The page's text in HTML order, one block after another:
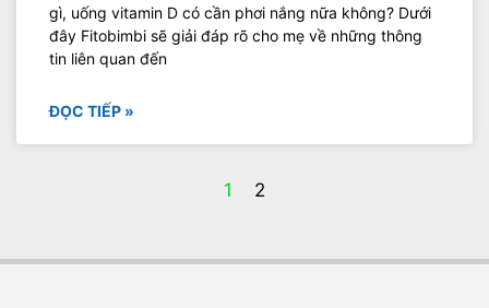
gì, uống vitamin D có cần phơi nắng nữa không? Dưới
đây Fitobimbi sẽ giải đáp rõ cho mẹ về những thông
tin liên quan đến
ĐỌC TIẾP »
1 2